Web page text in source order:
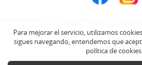
Aviso Legal
Política de
Para mejorar el servicio, utilizamos
sigues navegando, entendemos que
política de